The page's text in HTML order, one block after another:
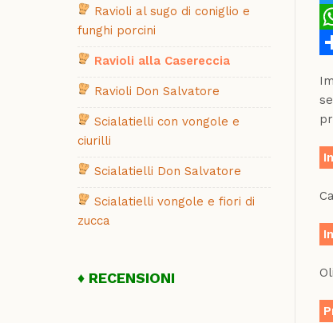
Ravioli al sugo di coniglio e
funghi porcini
Ravioli alla Casereccia
Ravioli Don Salvatore
Scialatielli con vongole e
ciurilli
Scialatielli Don Salvatore
Scialatielli vongole e fiori di
zucca
RECENSIONI